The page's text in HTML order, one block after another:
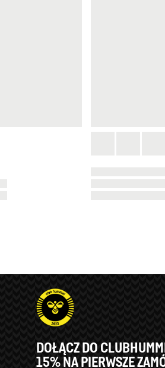
DOŁĄCZ DO
15% NA PIERWSZE